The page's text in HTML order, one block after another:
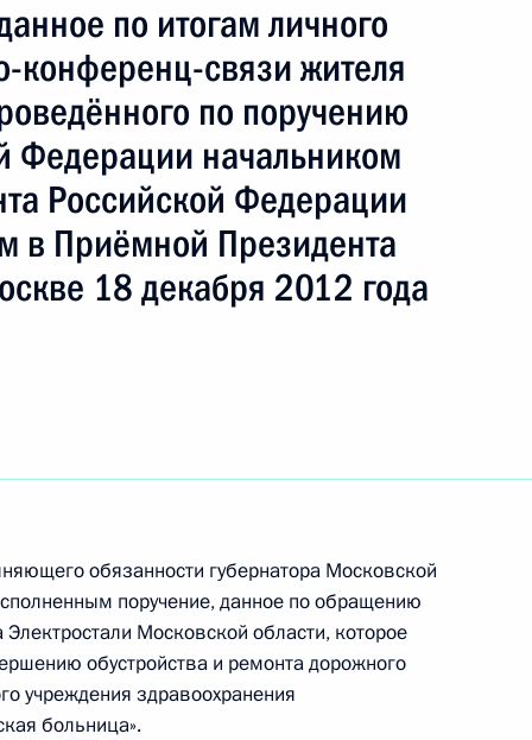
следующие материалы
Чеховский провёл в Приёмной Президента
данного по итогам личного приёма
по итогам личного
связи жителя
по поручению
Федерации начальником
Российской Федерации
в Приёмной Президента
18 декабря 2012 года
обязанности губернатора Московской
поручение, данное по обращению
Московской области, которое
обустройства и ремонта дорожного
учреждения здравоохранения
больница».